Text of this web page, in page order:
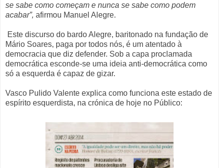
se sabe como começam e nunca se sabe como podem
acabar”, afirmou Manuel Alegre.
Este discurso do bardo Alegre, baritonado na fundação de
Mário Soares, paga por todos nós, é um atentado à
democracia que diz defender. Sob a capa proclamada
democrática esconde-se uma ideia anti-democrática como
só a esquerda é capaz de gizar.
Vasco Pulido Valente explica como funciona este estado de
espírito esquerdista, na crónica de hoje no Público: